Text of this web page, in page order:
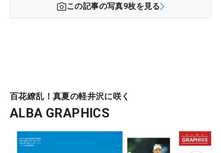
この記事の写真9枚を見る
百花繚乱！真夏の軽井沢に咲く
ALBA GRAPHICS